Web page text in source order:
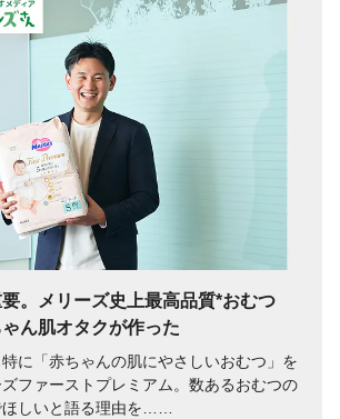
。メリーズ史上最高品質*おむつ
ん肌オタクが作った
に「赤ちゃんの肌にやさしいおむつ」を
ファーストプレミアム。数あるおむつの
ほしいと語る理由を……